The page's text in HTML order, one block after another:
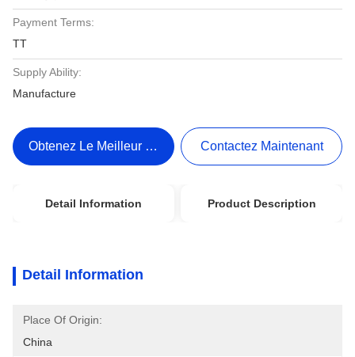
Payment Terms:
TT
Supply Ability:
Manufacture
Obtenez Le Meilleur Prix Contactez Maintenant
Detail Information Product Description
Detail Information
Place Of Origin:
China